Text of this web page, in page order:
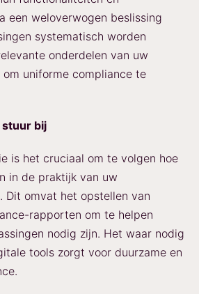
een weloverwogen beslissing
systematisch worden
onderdelen van uw
uniforme compliance te
stuur bij
is het cruciaal om te volgen hoe
in de praktijk van uw
Dit omvat het opstellen van
rapporten om te helpen
nodig zijn. Het waar nodig
tools zorgt voor duurzame en